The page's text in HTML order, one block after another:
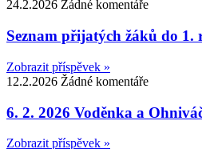
24.2.2026 Žádné komentáře
Seznam přijatých žáků do
Zobrazit příspěvek »
12.2.2026 Žádné komentáře
6. 2. 2026 Voděnka a
Zobrazit příspěvek »